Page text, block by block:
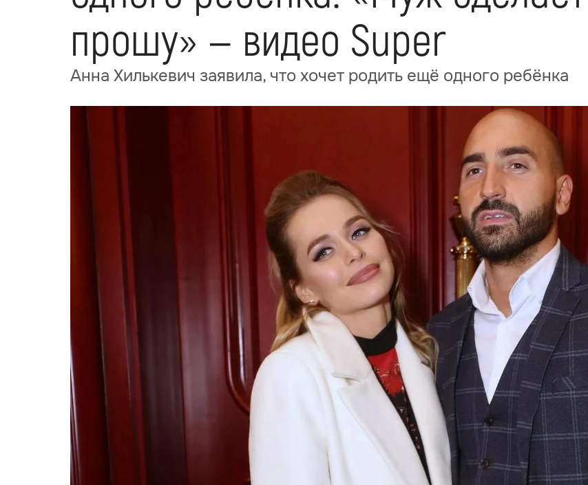
прошу» — видео Super
Анна Хилькевич заявила, что хочет родить ещё одного ребёнка